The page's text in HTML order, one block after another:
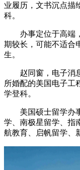
业履历，文书沉点描
科。
办事定位于高端，
期较长，可能不适合
生。
赵同窗，电子消息
所婚配的美国电子工
学登科。
美国硕士留学办事
学、南极星留学、指
航教育、启帆留学、